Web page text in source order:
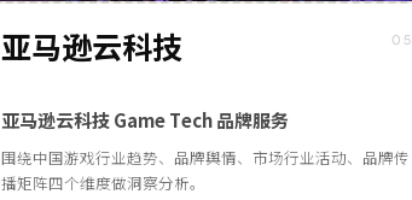
亚马逊云科技 05
亚马逊云科技 Game Tech 品牌服务
围绕中国游戏行业趋势、品牌舆情、市场行业活动、品牌传
播矩阵四个维度做洞察分析。